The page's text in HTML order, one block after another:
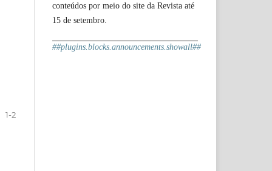
1-2
conteúdos por meio do site da Revista até
15 de setembro.
##plugins.blocks.announcements.showall##